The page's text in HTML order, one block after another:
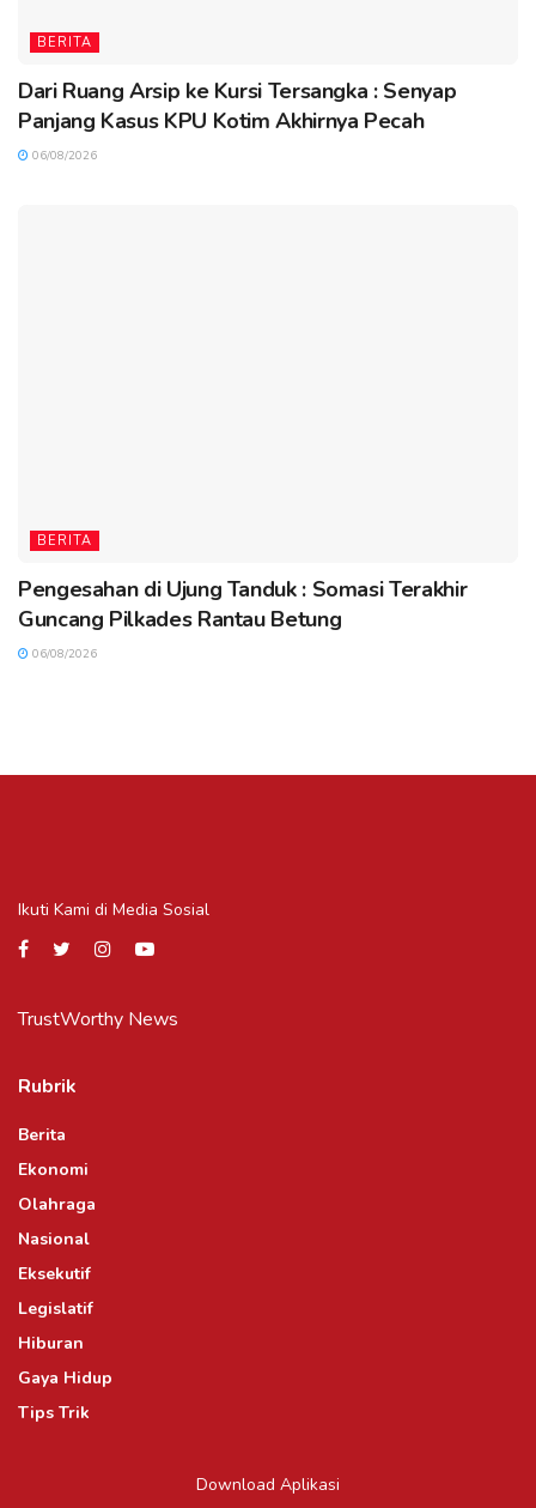
BERITA
Dari Ruang Arsip ke Kursi Tersangka : Senyap
Panjang Kasus KPU Kotim Akhirnya Pecah
06/08/2026
BERITA
Pengesahan di Ujung Tanduk : Somasi Terakhir
Guncang Pilkades Rantau Betung
06/08/2026
Ikuti Kami di Media Sosial
TrustWorthy News
Rubrik
Berita
Ekonomi
Olahraga
Nasional
Eksekutif
Legislatif
Hiburan
Gaya Hidup
Tips Trik
Download Aplikasi